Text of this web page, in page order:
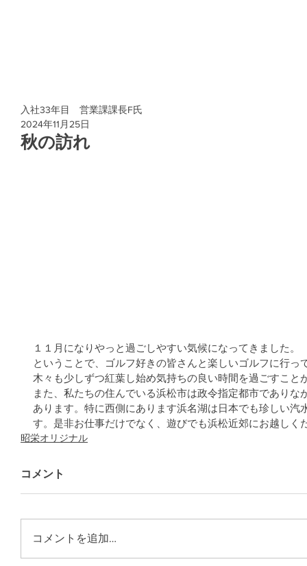
秋の訪れ
入社33年目 営業課課長F氏
2024年11月25日
１１月になりやっと過ごしやすい気候になってきました。
ということで、ゴルフ好きの皆さんと楽しいゴルフに行っ
木々も少しずつ紅葉し始め気持ちの良い時間を過ごすこと
また、私たちの住んでいる浜松市は政令指定都市でありな
あります。特に西側にあります浜名湖は日本でも珍しい汽
す。是非お仕事だけでなく、遊びでも浜松近郊にお越しく
昭栄オリジナル
コメント
コメントを追加…